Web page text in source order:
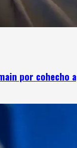
por cohecho